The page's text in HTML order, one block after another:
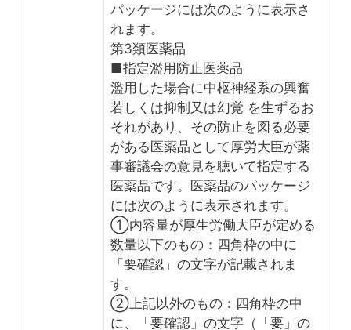
パッケージには次のように表示さ
れます。
第3類医薬品
■指定濫用防止医薬品
濫用した場合に中枢神経系の興奮
若しくは抑制又は幻覚 を生ずるお
それがあり、その防止を図る必要
がある医薬品として厚労大臣が薬
事審議会の意見を聴いて指定する
医薬品です。医薬品のパッケージ
には次のように表示されます。
①内容量が厚生労働大臣が定める
数量以下のもの：四角枠の中に
「要確認」の文字が記載されま
す。
②上記以外のもの：四角枠の中
に、「要確認」の文字（「要」の